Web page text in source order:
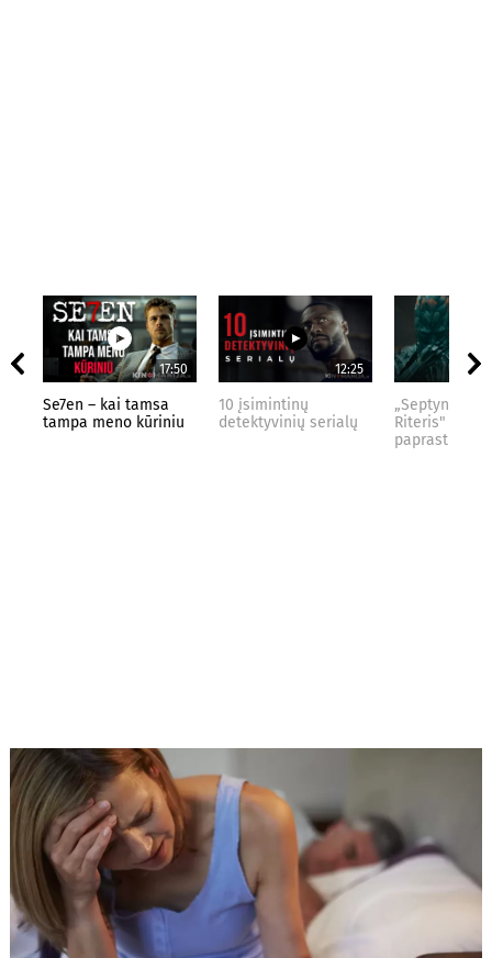
17:50
Se7en – kai tamsa
tampa meno kūriniu
12:25
10 įsimintinų
detektyvinių serialų
„Septynių
Riteris" – kai
paprastumas